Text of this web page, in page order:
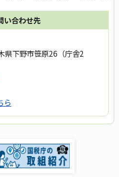
い合わせ先
県下野市笹原26（庁舎2
ら